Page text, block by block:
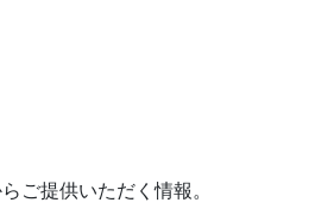
ご提供いただく情報。